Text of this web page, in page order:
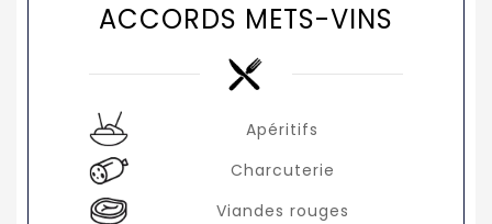
ACCORDS METS-VINS
Apéritifs
Charcuterie
Viandes rouges